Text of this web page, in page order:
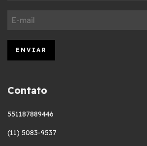
Contato
551187889446
(11) 5083-9537